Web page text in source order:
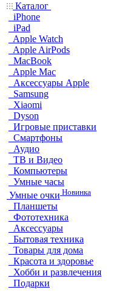
Каталог
iPhone
iPad
Apple Watch
Apple AirPods
MacBook
Apple Mac
Аксессуары Apple
Samsung
Xiaomi
Dyson
Игровые приставки
Смартфоны
Аудио
ТВ и Видео
Компьютеры
Умные часы
Умные очки Новинка
Планшеты
Фототехника
Аксессуары
Бытовая техника
Товары для дома
Красота и здоровье
Хобби и развлечения
Подарки